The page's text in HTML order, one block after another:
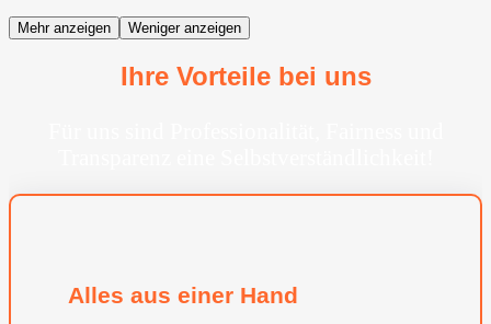
Mehr anzeigen Weniger anzeigen
Ihre Vorteile bei uns
Alles aus einer Hand